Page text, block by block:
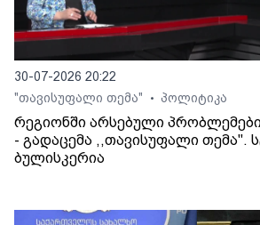
30-07-2026 20:22
"თავისუფალი თემა"
• პოლიტიკა
რეგიონში არსებული
- გადაცემა ,,თავისუფალი თემა".
ბულისკერია